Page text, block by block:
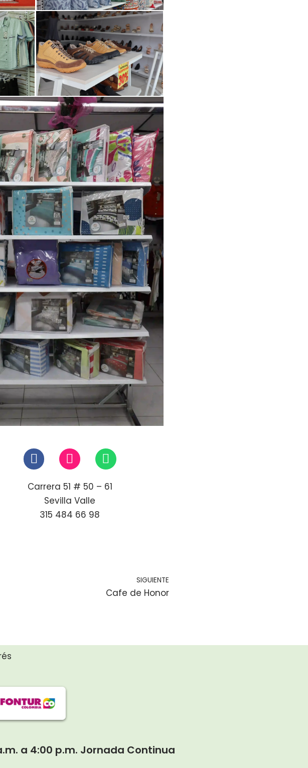
Carrera 51 # 50 – 61
Sevilla Valle
315 484 66 98
SIGUIENTE
Cafe de Honor
a 4:00 p.m. Jornada Continua